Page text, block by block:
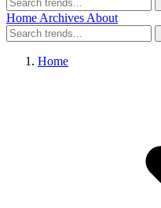
Home Archives About
Home